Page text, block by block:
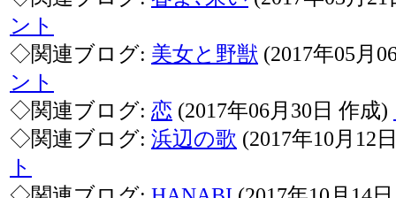
ント
◇関連ブログ: 美女と野獣 (2017年05月
ント
◇関連ブログ: 恋 (2017年06月30日 作成)
◇関連ブログ: 浜辺の歌 (2017年10月12
ト